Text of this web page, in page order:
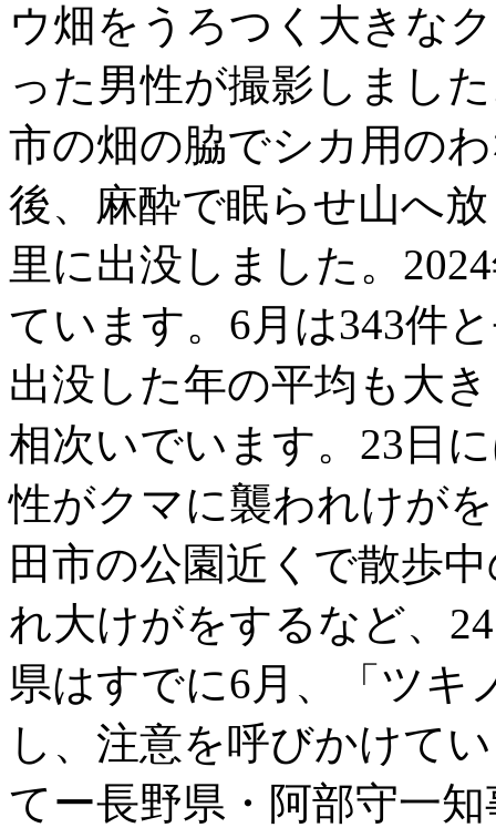
ウ畑をうろつく大きな
った男性が撮影しまし
市の畑の脇でシカ用の
後、麻酔で眠らせ山へ
里に出没しました。
ています。6月は343件
出没した年の平均も大
相次いでいます。23日
性がクマに襲われけが
田市の公園近くで散歩
れ大けがをするなど、
県はすでに6月、「ツキ
し、注意を呼びかけて
てー長野県・阿部守一